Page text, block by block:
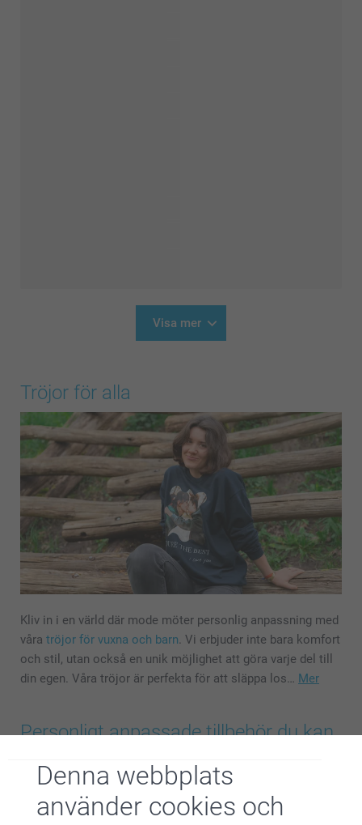
Denna webbplats
använder cookies och
Visa mer
Tröjor för alla
Kliv in i en värld där mode möter personlig anpassning med
våra tröjor för vuxna och barn. Vi erbjuder inte bara komfort
och stil, utan också en unik möjlighet att göra varje del till
din egen. Våra tröjor är perfekta för att släppa los… Mer
Personligt anpassade tillbehör du kan